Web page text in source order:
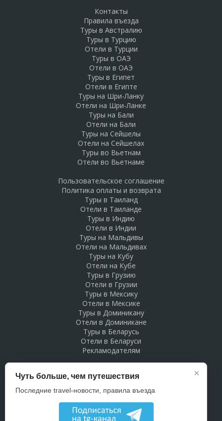
Контакты
Правила въезда
Туры в Австралию
Туры в Турцию
Отели в Турции
Туры в ОАЭ
Отели в ОАЭ
Туры в Египет
Отели в Египте
Туры на Шри-Ланку
Отели на Шри-Ланке
Туры на Бали
Отели на Бали
Туры на Сейшелы
Отели на Сейшелах
Туры во Вьетнам
Отели во Вьетнаме
Пользовательское соглашение
Политика оплаты и возврата
Туры в Таиланд
Отели в Таиланде
Туры в Индию
Отели в Индии
Туры на Мальдивы
Отели на Мальдивах
Туры на Кубу
Отели на Кубе
Туры в Грузию
Отели в Грузии
Туры в Мексику
Отели в Мексике
Туры в Доминикану
Отели в Доминикане
Туры в Беларусь
Отели в Беларуси
Рекламодателям
×
Чуть больше, чем путешествия
Последние travel-новости, правила въезда